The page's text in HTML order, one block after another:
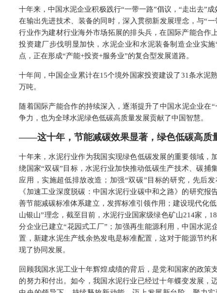
十年来，中国水泥企业积极践行“一带一路”倡议，“走出去”
在输出先进技术、装备的同时，深入贯彻新发展理念，与“
行业作为建材行业海外市场拓展的排头兵，在国际产能合作
投资建厂步伐明显加快，水泥企业和水泥装备制造企业实
点，正在形成“产能+投资+服务业”的复合型发展道路。
十年间，中国企业累计在15个境外国家投资建设了31条水泥
万吨。
随着国际产能合作的持续深入，逐渐提升了中国水泥企业在
争力，也为全球水泥绿色低碳高质量发展贡献了中国智慧。
——这十年，节能减碳效果显著，绿色低碳高质
十年来，水泥行业作为我国实现绿色低碳发展的重要领域，
绕国家“双碳”目标，水泥行业加快推动低碳生产技术、碳捕
应用，实施超低排放改造；加强“双碳”目标的研究，先后
《加速工业深度脱碳：中国水泥行业碳中和之路》的研究
善节能减碳标准体系建立，发挥标准引领作用；建设现代化
山银山”理念，截至目前，水泥行业国家级绿色矿山214家，
分企业已建立“花园式工厂”；加强再生能源利用，中国水泥
置，新建水泥生产线余热发电是标准配置，这对于能源节约
现了协同发展。
回顾我国水泥工业十年辉煌成绩的背后，是党和国家的政策
的努力和付出。如今，我国水泥行业已经过十年蝶变发展，